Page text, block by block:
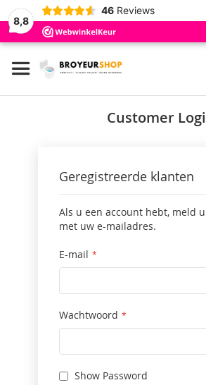
8,8
46 Reviews
Ga
naar
de
Customer
Geregistreerde klanten
Als u een account hebt, meld
met uw e-mailadres.
E-mail
Wachtwoord
Show Password